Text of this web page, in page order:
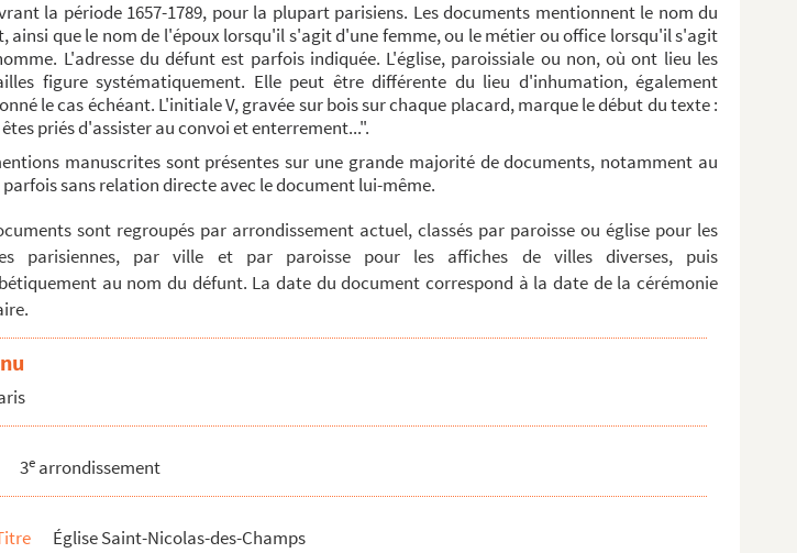
Châtelet de Paris
conseiller secrétaire du ro...
notaire au Châtelet de Paris
domaines et bois de Bretagne
général
écuyer, chevalier de l'ordre de Saint-...
et mi-triennal des domaines et bois...
du marc d'or des ordres du roi
la période 1657-1789, pour la plupart parisiens. Les documents mentionnent le nom du
ainsi que le nom de l'époux lorsqu'il s'agit d'une femme, ou le métier ou office lorsqu'il s'agit
L'adresse du défunt est parfois indiquée. L'église, paroissiale ou non, où ont lieu les
figure systématiquement. Elle peut être différente du lieu d'inhumation, également
le cas échéant. L'initiale V, gravée sur bois sur chaque placard, marque le début du texte :
priés d'assister au convoi et enterrement...".
manuscrites sont présentes sur une grande majorité de documents, notamment au
parfois sans relation directe avec le document lui-même.
sont regroupés par arrondissement actuel, classés par paroisse ou église pour les
parisiennes, par ville et par paroisse pour les affiches de villes diverses, puis
au nom du défunt. La date du document correspond à la date de la cérémonie
3e arrondissement
Église Saint-Nicolas-des-Champs